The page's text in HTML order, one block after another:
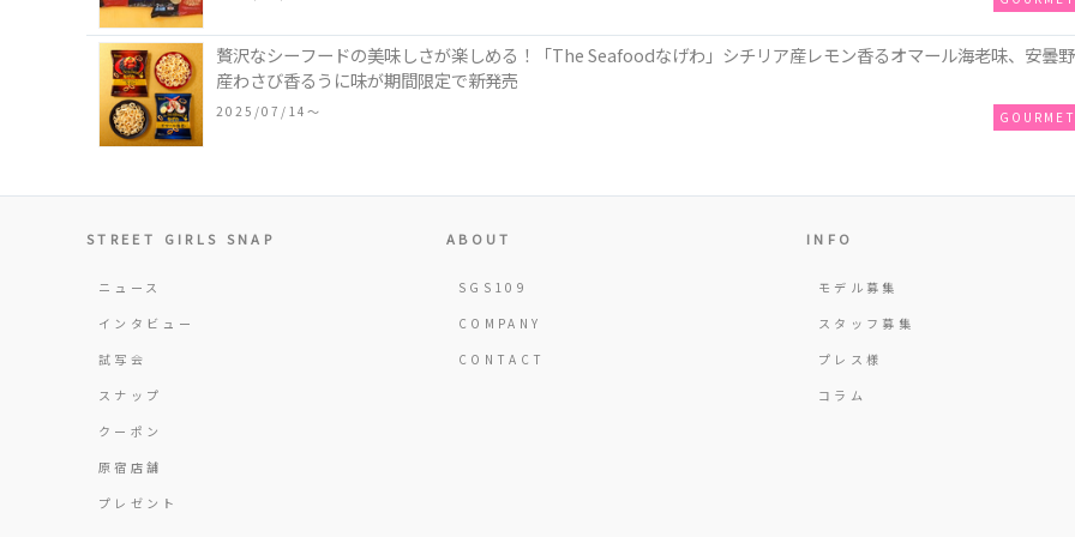
贅沢なシーフードの美味しさが楽しめる！「The Seafoodなげわ」シチリア産レモン香るオマール海老味、安曇野
産わさび香るうに味が期間限定で新発売
2025/07/14〜 GOURMET
STREET GIRLS SNAP
ニュース
インタビュー
試写会
スナップ
クーポン
原宿店舗
プレゼント
ABOUT
SGS109
COMPANY
CONTACT
INFO
モデル募集
スタッフ募集
プレス様
コラム